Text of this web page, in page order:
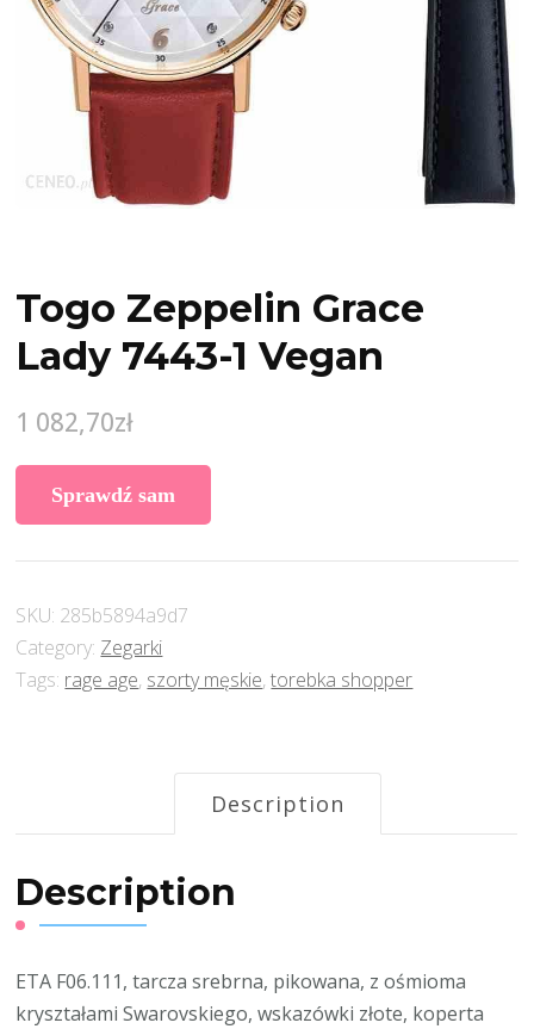
Togo Zeppelin Grace
Lady 7443-1 Vegan
1 082,70zł
Sprawdź sam
SKU: 285b5894a9d7
Category: Zegarki
Tags: rage age, szorty męskie,torebka shopper
Description
Description
ETA F06.111, tarcza srebrna, pikowana, z ośmioma
kryształami Swarovskiego, wskazówki złote, koperta